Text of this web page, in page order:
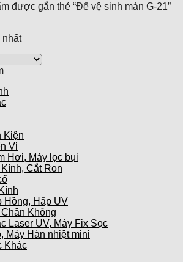
được gắn thẻ “Đế vệ sinh màn G-21”
nhất
Kiện
Vi
Hơi, Máy lọc bụi
Cắt Ron
Hồng, Hấp UV
Không
Laser UV, Máy Fix Sọc
Máy Hàn nhiệt mini
Khác